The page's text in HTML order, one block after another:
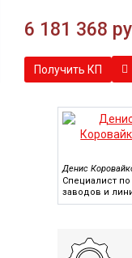
создавать решения
модулей.
всего они
6 181 368
Получить КП
Денис
Специалист
заводов и